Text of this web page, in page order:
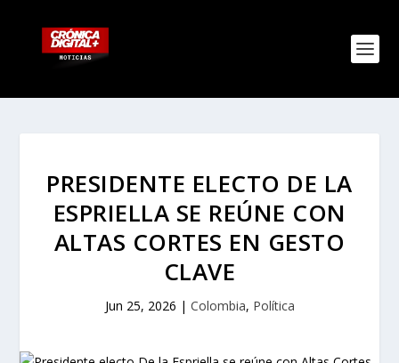
PRESIDENTE ELECTO DE LA
ESPRIELLA SE REÚNE CON
ALTAS CORTES EN GESTO
CLAVE
Jun 25, 2026 | Colombia, Política